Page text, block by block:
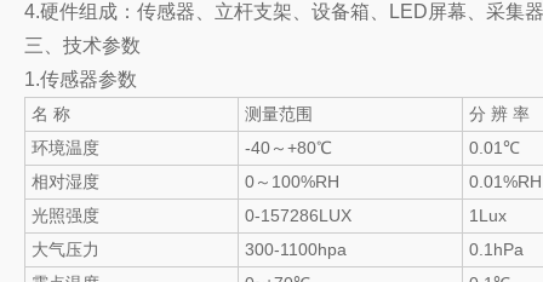
4.硬件组成：传感器、立杆支架、设备箱、LED屏幕、采集
三、技术参数
1.传感器参数
名 称 测量范围
分 辨 率
环境温度
-40～+80℃
0.01℃
相对湿度
0～100%RH
0.01%RH
光照强度
0-157286LUX
1Lux
大气压力
300-1100hpa
0.1hPa